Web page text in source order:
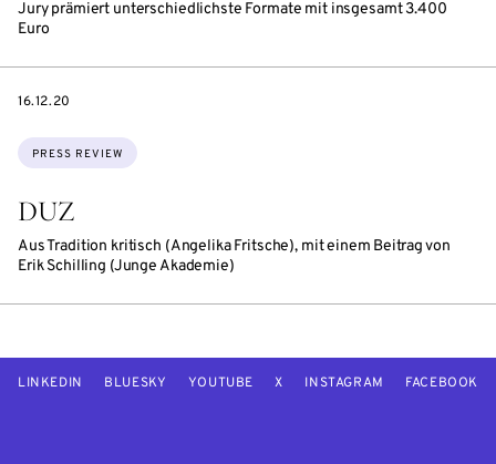
Jury prämiert unterschiedlichste Formate mit insgesamt 3.400
Euro
DUZ
Aus Tradition kritisch (Angelika Fritsche), mit einem Beitrag von
Erik Schilling (Junge Akademie)
Topics:
PRESS REVIEW
DATE
16.12.20
LINKEDIN BLUESKY YOUTUBE X INSTAGRAM FACEBOOK